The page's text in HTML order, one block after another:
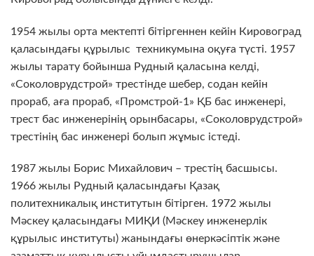
1954 жылы орта мектепті бітіргеннен кейін Кировоград
қаласындағы құрылыс техникумына оқуға түсті. 1957
жылы тарату бойынша Рудный қаласына келді,
«Соколоврудстрой» трестінде шебер, содан кейін
прораб, аға прораб, «Промстрой-1» ҚБ бас инженері,
трест бас инженерінің орынбасары, «Соколоврудстрой»
трестінің бас инженері болып жұмыс істеді.
1987 жылы Борис Михайлович – трестің басшысы.
1966 жылы Рудный қаласындағы Қазақ
политехникалық институтын бітірген. 1972 жылы
Мәскеу қаласындағы МИҚИ (Мәскеу инженерлік
құрылыс институты) жанындағы өнеркәсіптік және